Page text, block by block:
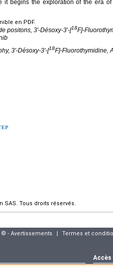
it begins the exploration of the era
en PDF.
positons, 3′-Désoxy-3′-[18F]-
3′-Désoxy-3′-[18F]-Fluorothymidine,
SAS. Tous droits réservés.
© - Avertissements Termes et
Accès